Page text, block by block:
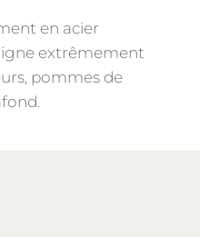
en acier
ligne extrêmement
pommes de